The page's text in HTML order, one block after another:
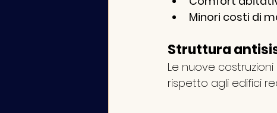
Minori costi di
Struttura
Le nuove
rispetto agli edifici